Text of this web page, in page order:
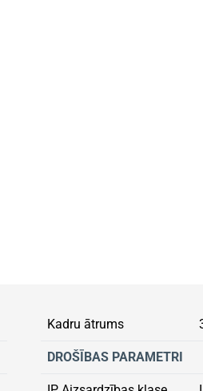
Kadru ātrums
DROŠĪBAS PARAMETRI